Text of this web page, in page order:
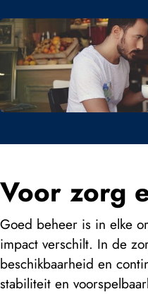
Voor zorg
Goed beheer is in elke
impact verschilt. In de
beschikbaarheid en
stabiliteit en